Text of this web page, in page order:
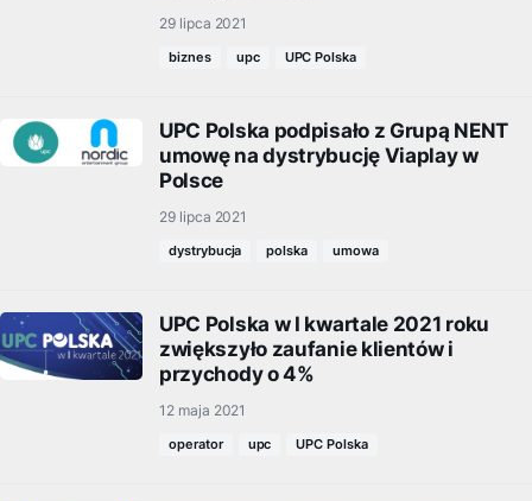
29 lipca 2021
biznes upc UPC Polska
UPC Polska podpisało z Grupą NENT
umowę na dystrybucję Viaplay w
Polsce
29 lipca 2021
dystrybucja polska umowa
UPC Polska w I kwartale 2021 roku
zwiększyło zaufanie klientów i
przychody o 4%
12 maja 2021
operator upc UPC Polska